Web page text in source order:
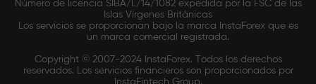
Número de licencia SIBA/L/14/1082 expedida por la FSC de las
Islas Vírgenes Británicas
Los servicios se proporcionan bajo la marca InstaForex que es
un marca comercial registrada.
Copyright © 2007-2024 InstaForex. Todos los derechos
reservados. Los servicios financieros son proporcionados por
InstaFintech Group.